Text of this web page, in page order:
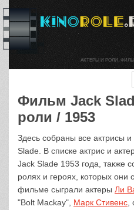
Фильм Jack
роли / 1953
Здесь собраны все актрисы
Slade. В списке актрис и
Jack Slade 1953 года, также
ролях и героях, которых
фильме сыграли актеры Ли
"Bolt Mackay", Марк Стивенс
АКТЕРЫ И РОЛИ.